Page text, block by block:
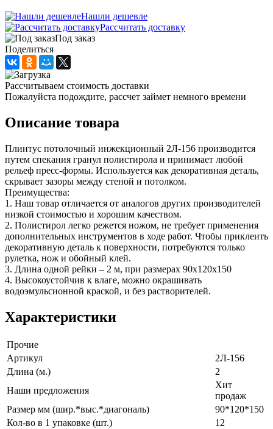
Нашли дешевле
Рассчитать доставку
Под заказ
Поделиться
Рассчитываем стоимость доставки
Пожалуйста подождите, рассчет займет немного времени
Описание товара
Плинтус потолочный инжекционный 2Л-156 производится
путем спекания гранул полистирола и принимает любой
рельеф пресс-формы. Используется как декоративная деталь,
скрывает зазоры между стеной и потолком.
Преимущества:
1. Наш товар отличается от аналогов других производителей
низкой стоимостью и хорошим качеством.
2. Полистирол легко режется ножом, не требует применения
дополнительных инструментов в ходе работ. Чтобы приклеить
декоративную деталь к поверхности, потребуются только
рулетка, нож и обойный клей.
3. Длина одной рейки – 2 м, при размерах 90х120х150
4. Высокоустойчив к влаге, можно окрашивать
водоэмульсионной краской, и без растворителей.
Характеристики
Прочие
Артикул
2Л-156
Длина (м.)
2
Наши предложения
Хит
продаж
Размер мм (шир.*выс.*диагональ)
90*120*150
Кол-во в 1 упаковке (шт.)
12